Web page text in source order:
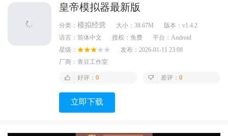
皇帝模拟器最新版
分类： 模拟经营 大小： 38.67M 版本： v1.4.2
语言： 简体中文 授权： 免费 平台： Android
星级：
发布： 2026-01-11 23:08
厂商： 青豆工作室
好评： 0 差评： 0
立即下载